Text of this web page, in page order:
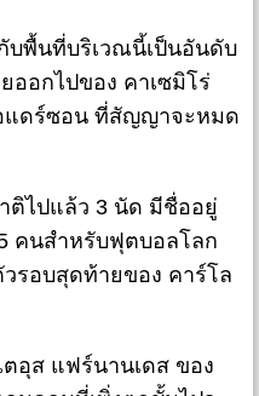
บพื้นที่บริเวณนี้เป็นอันดับ
ออกไปของ คาเซมิโร่
แดร์ซอน ที่สัญญาจะหมด
ติไปแล้ว 3 นัด มีชื่ออยู่
คนสำหรับฟุตบอลโลก
รอบสุดท้ายของ คาร์โล
ตอุส แฟร์นานเดส ของ